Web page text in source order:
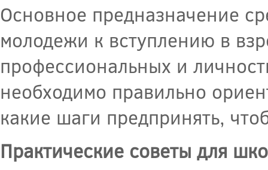
Основное предназначение
молодежи к вступлению в
профессиональных и
необходимо правильно
какие шаги предпринять,
Практические советы для